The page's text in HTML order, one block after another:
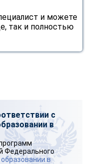
и можете
так и полностью
с
в
Федерального
в